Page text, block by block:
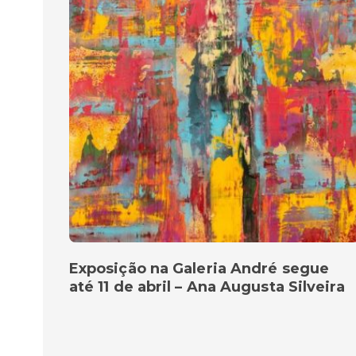
Exposição na Galeria André segue
até 11 de abril – Ana Augusta Silveira